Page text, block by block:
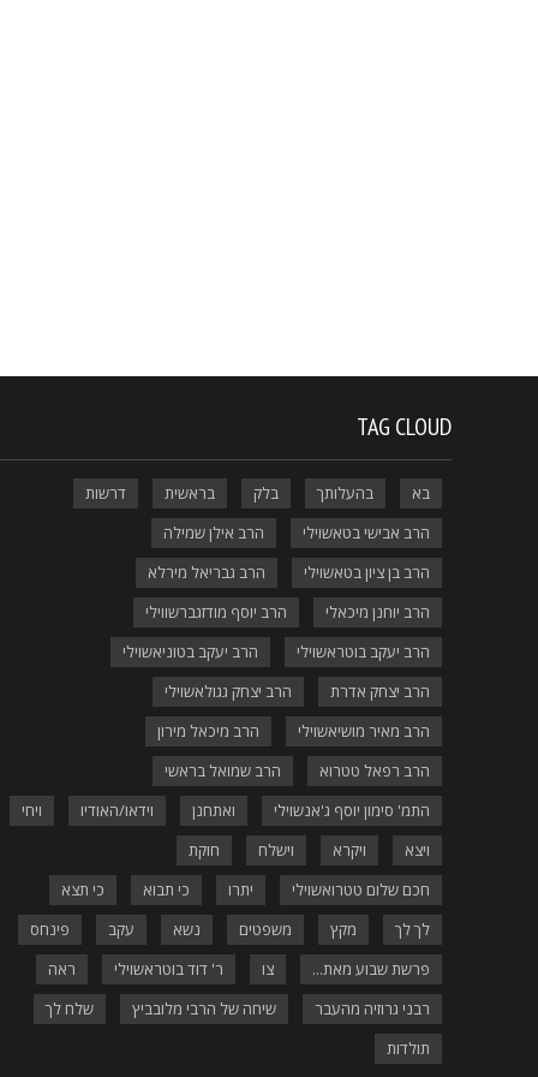
TAG CLOUD
בא בהעלותך בלק בראשית
דרשות
הרב אבישי בטאשוילי
הרב אילן שמילה
הרב בן ציון בטאשוילי
הרב גבריאל מירלא
הרב יוחנן מיכאלי
הרב יוסף מודזגברשווילי
הרב יעקב בוטראשוילי
הרב יעקב בטוניאשוילי
הרב יצחק אדרת
הרב יצחק גגולאשוילי
הרב מאיר מושיאשוילי
הרב מיכאל מירון
הרב רפאל טטרוא
הרב שמואל בראשי
התמ' סימון יוסף ג'אנשוילי
ואתחנן וידאו/האודיו
ויחי
ויצא
ויקרא וישלח
חוקת
חכם שלום טטרואשוילי
יתרו כי תבוא
כי תצא
לך לך
מקץ משפטים נשא עקב
פינחס
פרשת שבוע מאת...
צו ר' דוד בוטראשוילי
ראה
רבני גרוזיה מהעבר
שיחה של הרבי מלובביץ
שלח לך
תולדות